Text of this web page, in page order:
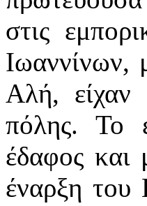
στις
Ιωαννίνων,
Αλή, είχαν
πόλης. Το
έδαφος και
έναρξη του